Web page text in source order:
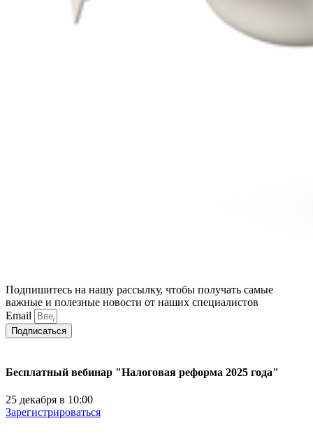
Подпишитесь на нашу рассылку, чтобы получать самые
важные и полезные новости от наших специалистов
Email
Подписаться
Бесплатный вебинар "Налоговая реформа 2025 года"
25 декабря в 10:00
Зарегистрироваться